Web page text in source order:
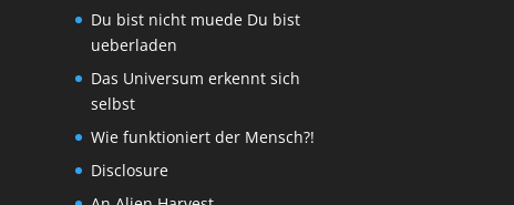
Du bist nicht muede Du bist
ueberladen
Das Universum erkennt sich
selbst
Wie funktioniert der Mensch?!
Disclosure